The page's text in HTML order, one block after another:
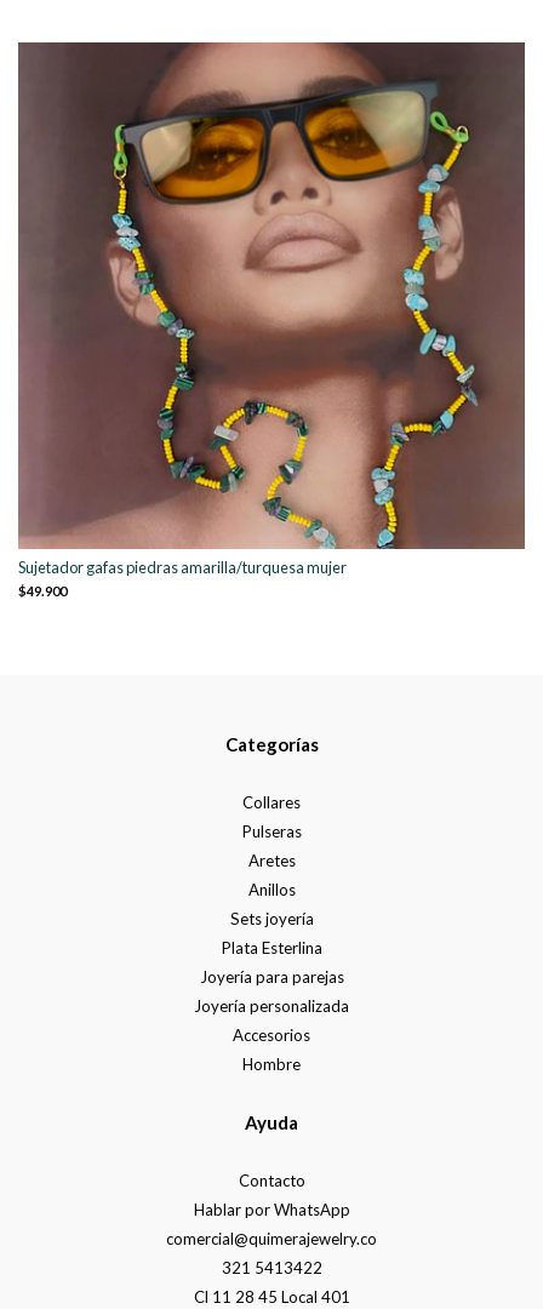
Sujetador gafas piedras amarilla/turquesa mujer
$49.900
Categorías
Collares
Pulseras
Aretes
Anillos
Sets joyería
Plata Esterlina
Joyería para parejas
Joyería personalizada
Accesorios
Hombre
Ayuda
Contacto
Hablar por WhatsApp
comercial@quimerajewelry.co
321 5413422
Cl 11 28 45 Local 401